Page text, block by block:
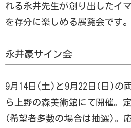
れる永井先生が創り出したイ
を存分に楽しめる展覧会です。
永井豪サイン会
9月14日(土)と9月22日(日)の
ら上野の森美術館にて開催。
(希望者多数の場合は抽選)。